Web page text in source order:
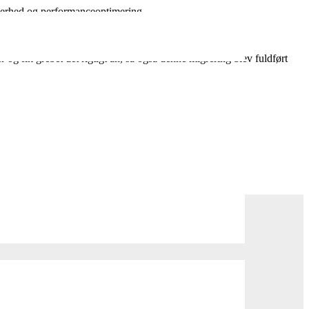
og performanceoptimering.
til med tidligere IT-projekter.
fik grebet det rigtigt an, så også denne migrering blev fuldført